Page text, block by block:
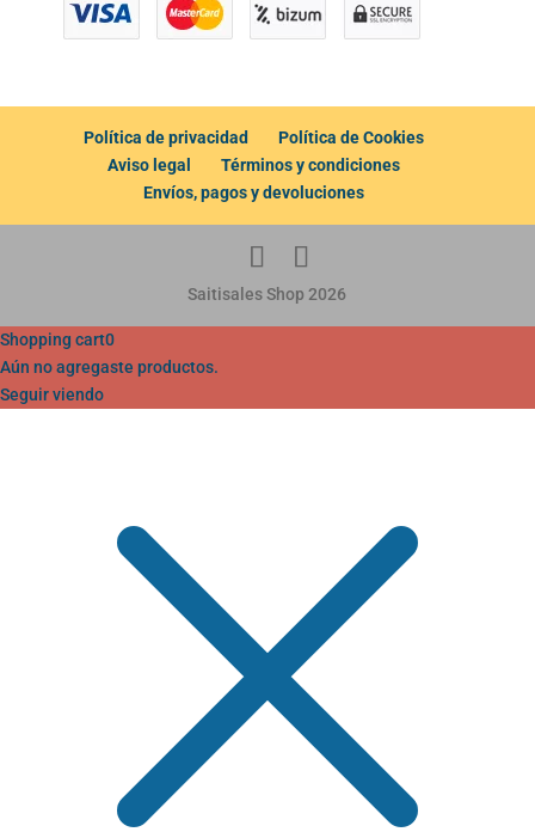
Política de privacidad
Política de Cookies
Aviso legal
Términos y condiciones
Envíos, pagos y devoluciones
Saitisales Shop 2026
Shopping cart0
Aún no agregaste productos.
Seguir viendo